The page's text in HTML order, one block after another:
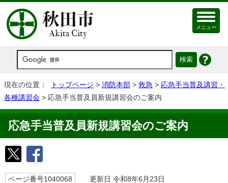
メニュー
現在の位置： トップページ > 消防本部 > 救急 > 応急手当普及講習・
各種講習会 > 応急手当普及員新規講習会のご案内
応急手当普及員新規講習会のご案内
ページ番号1040068 更新日 令和8年6月23日